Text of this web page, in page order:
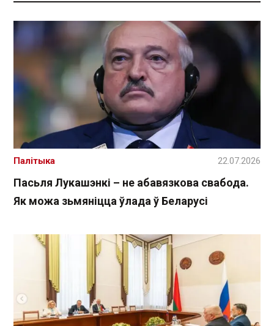
Пасьля Лукашэнкі – не абавязкова свабода.
Як можа зьмяніцца ўлада ў Беларусі
Палітыка 22.07.2026